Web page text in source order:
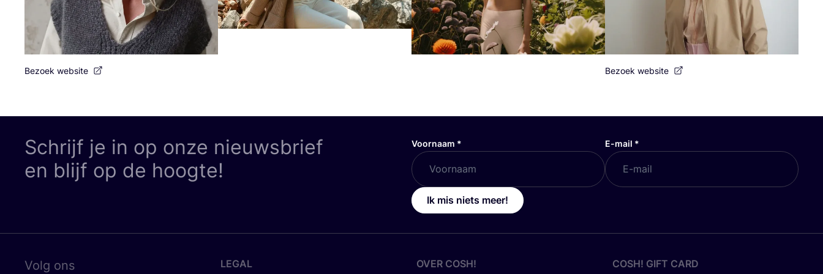
Bezoek website Bezoek website
Schrijf je in op onze nieuwsbrief
en blijf op de hoogte!
Voornaam * E-mail *
Ik mis niets meer!
Volg ons LEGAL OVER COSH! COSH! GIFT CARD